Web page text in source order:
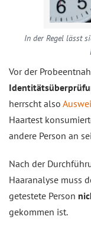
In der Regel lässt
Vor der
herrscht also
Haartest
andere Person an
Nach der
Haaranalyse muss
getestete Person
gekommen ist.